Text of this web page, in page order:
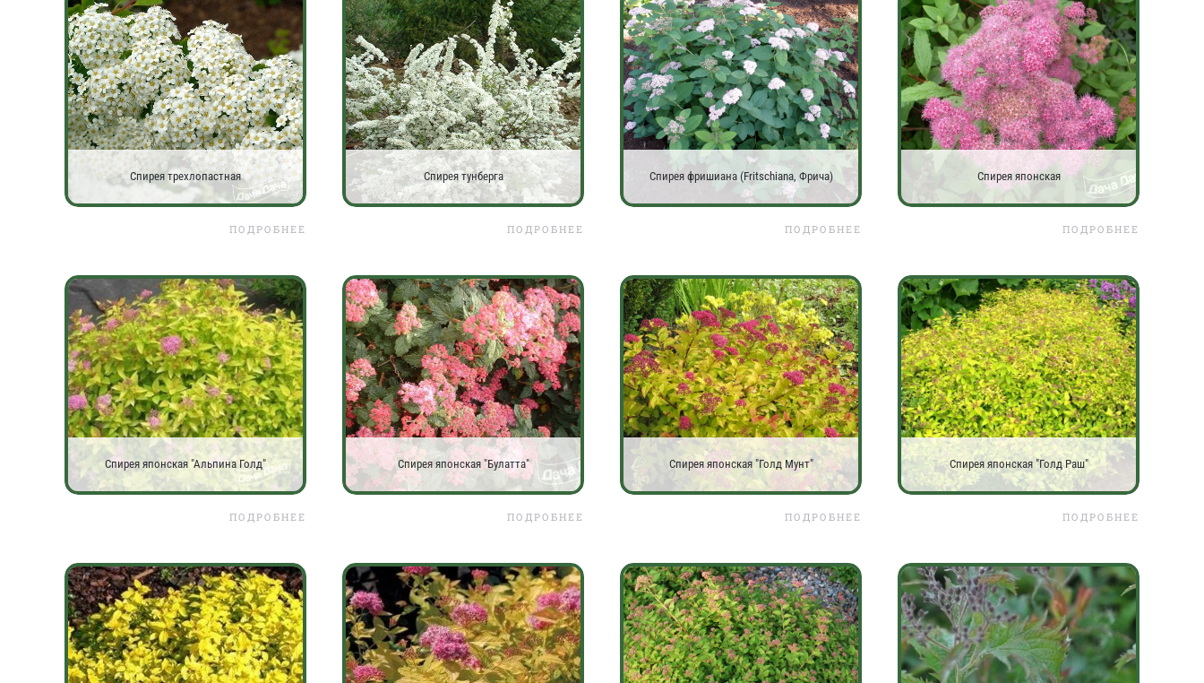
Спирея трехлопастная
ПОДРОБНЕЕ
Спирея тунберга
ПОДРОБНЕЕ
Спирея фришиана (Fritschiana, Фрича)
ПОДРОБНЕЕ
Спирея японская
ПОДРОБНЕЕ
Спирея японская "Альпина Голд"
ПОДРОБНЕЕ
Спирея японская "Булатта"
ПОДРОБНЕЕ
Спирея японская "Голд Мунт"
ПОДРОБНЕЕ
Спирея японская "Голд Раш"
ПОДРОБНЕЕ